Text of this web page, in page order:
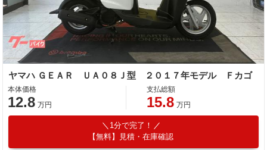
ヤマハ ＧＥＡＲ ＵＡ０８Ｊ型 ２０１７年モデル Ｆカゴ
本体価格
12.8 万円
支払総額
15.8 万円
1分で完了！
【無料】見積・在庫確認